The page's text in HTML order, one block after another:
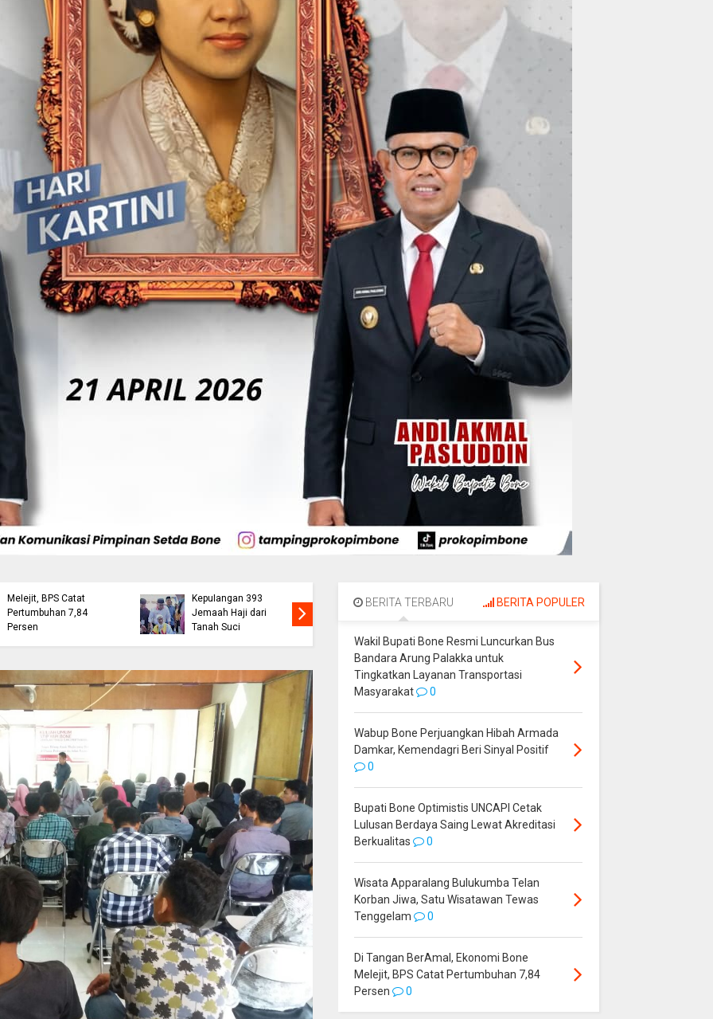
Armada Damkar,
Kemendagri Beri
Sinyal Positif
Berdaya Saing Lewat
Akreditasi
Berkualitas
Korban Jiwa, Satu
Melejit, BPS Catat
BERITA TERBARU BERITA POPULER
Wakil Bupati Bone Resmi Luncurkan Bus
Bandara Arung Palakka untuk
Tingkatkan Layanan Transportasi
Masyarakat
0
Wabup Bone Perjuangkan Hibah Armada
Damkar, Kemendagri Beri Sinyal Positif
0
Bupati Bone Optimistis UNCAPI Cetak
Lulusan Berdaya Saing Lewat Akreditasi
Berkualitas
0
Wisata Apparalang Bulukumba Telan
Korban Jiwa, Satu Wisatawan Tewas
Tenggelam
0
Di Tangan BerAmal, Ekonomi Bone
Melejit, BPS Catat Pertumbuhan 7,84
Persen
0